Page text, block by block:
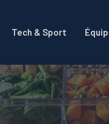
Tech & Sport